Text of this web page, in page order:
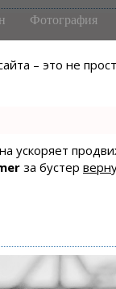
– это не
ускоряет
за бустер
Фотография